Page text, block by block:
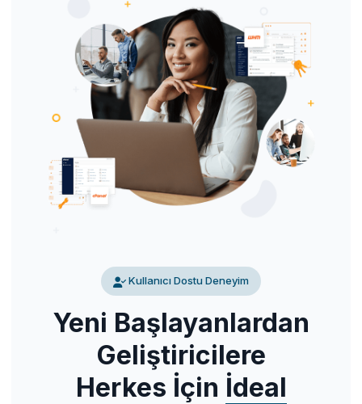
Kullanıcı Dostu Deneyim
Yeni Başlayanlardan
Geliştiricilere
Herkes İçin İdeal